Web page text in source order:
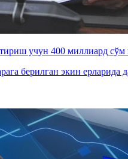
учун 400 миллиард сўм
берилган экин